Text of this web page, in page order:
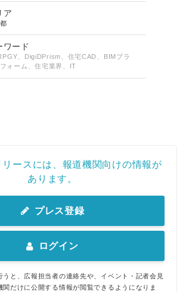
ア
ワード
、DigiDPrism、住宅CAD、BIMプラ
ォーム、住宅業界、IT
リースには、報道機関向けの情報が
あります。
プレス登録
ログイン
うと、広報担当者の連絡先や、イベント・記者会見
関だけに公開する情報が閲覧できるようになりま